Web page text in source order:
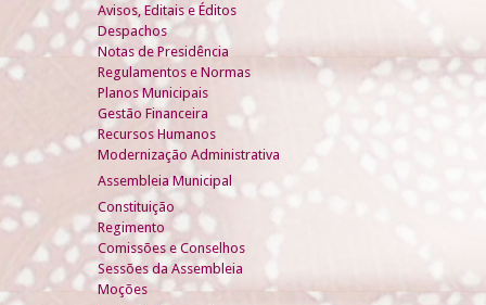
Avisos, Editais e Éditos
Despachos
Notas de Presidência
Regulamentos e Normas
Planos Municipais
Gestão Financeira
Recursos Humanos
Modernização Administrativa
Assembleia Municipal
Constituição
Regimento
Comissões e Conselhos
Sessões da Assembleia
Moções